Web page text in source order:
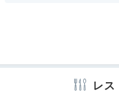
Onsen
浴衣 歯ブラシ カミソリ
シャワーキャップ
タオル
加湿器
レス